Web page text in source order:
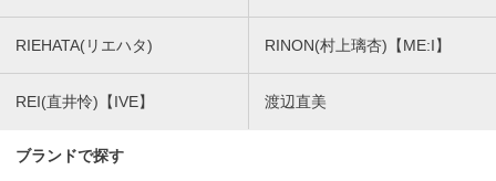
RIEHATA(リエハタ) RINON(村上璃杏)【ME:I】
REI(直井怜)【IVE】 渡辺直美
ブランドで探す